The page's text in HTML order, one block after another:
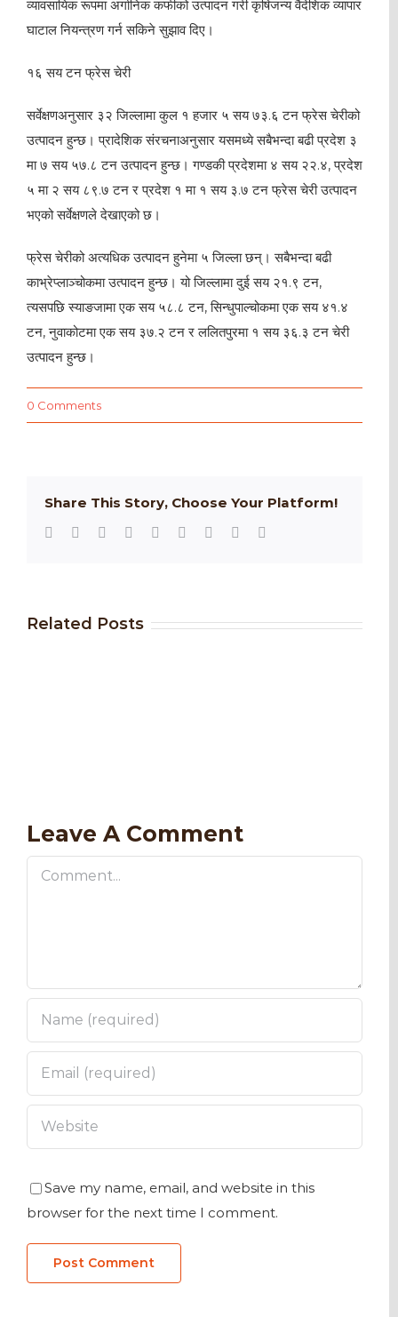
व्यावसायिक रूपमा अर्गानिक कफीको उत्पादन गरी कृषिजन्य वैदेशिक व्यापार
घाटाल नियन्त्रण गर्न सकिने सुझाव दिए।
१६ सय टन फ्रेस चेरी
सर्वेक्षणअनुसार ३२ जिल्लामा कुल १ हजार ५ सय ७३.६ टन फ्रेस चेरीको
उत्पादन हुन्छ। प्रादेशिक संरचनाअनुसार यसमध्ये सबैभन्दा बढी प्रदेश ३
मा ७ सय ५७.८ टन उत्पादन हुन्छ। गण्डकी प्रदेशमा ४ सय २२.४, प्रदेश
५ मा २ सय ८९.७ टन र प्रदेश १ मा १ सय ३.७ टन फ्रेस चेरी उत्पादन
भएको सर्वेक्षणले देखाएको छ।
फ्रेस चेरीको अत्यधिक उत्पादन हुनेमा ५ जिल्ला छन्। सबैभन्दा बढी
काभ्रेप्लाञ्चोकमा उत्पादन हुन्छ। यो जिल्लामा दुई सय २१.९ टन,
त्यसपछि स्याङजामा एक सय ५८.८ टन, सिन्धुपाल्चोकमा एक सय ४१.४
टन, नुवाकोटमा एक सय ३७.२ टन र ललितपुरमा १ सय ३६.३ टन चेरी
उत्पादन हुन्छ।
0 Comments
Share This Story, Choose Your Platform!
Facebook
TwitterReddit LinkedInWhatsApp
TumblrPinterest
Related Posts
Leave A Comment
Comment
Save my name, email, and website in this
browser for the next time I comment.